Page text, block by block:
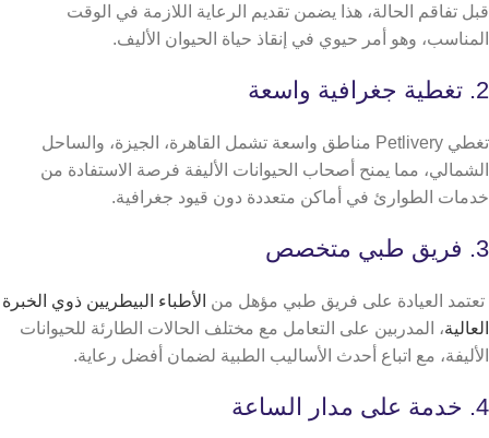
قبل تفاقم الحالة، هذا يضمن تقديم الرعاية اللازمة في الوقت
المناسب، وهو أمر حيوي في إنقاذ حياة الحيوان الأليف.
2. تغطية جغرافية واسعة
تغطي Petlivery مناطق واسعة تشمل القاهرة، الجيزة، والساحل
الشمالي، مما يمنح أصحاب الحيوانات الأليفة فرصة الاستفادة من
خدمات الطوارئ في أماكن متعددة دون قيود جغرافية.
3. فريق طبي متخصص
تعتمد العيادة على فريق طبي مؤهل من الأطباء البيطريين ذوي الخبرة
العالية، المدربين على التعامل مع مختلف الحالات الطارئة للحيوانات
الأليفة، مع اتباع أحدث الأساليب الطبية لضمان أفضل رعاية.
4. خدمة على مدار الساعة